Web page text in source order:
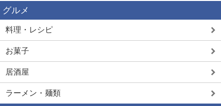
グルメ
料理・レシピ
お菓子
居酒屋
ラーメン・麺類